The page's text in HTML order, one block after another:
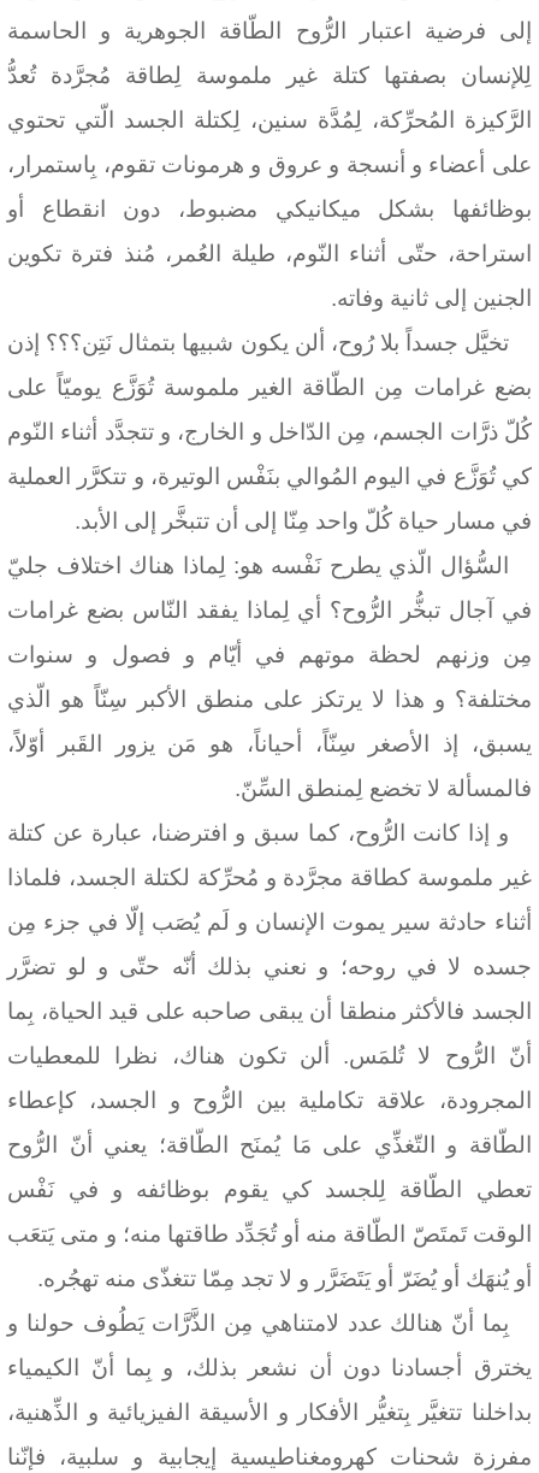
إلى فرضية اعتبار
الرُّوح
الطّاقة الجوهرية و الحاسمة
لِلإنسان
بصفتها كتلة غير ملموسة لِطاقة مُجرَّدة تُعدُّ
الرَّكيزة المُحرِّكة، لِمُدَّة سنين، لِكتلة الجسد الّتي تحتوي
على أعضاء و أنسجة و عروق و هرمونات تقوم، بِاستمرار،
بوظائفها بشكل ميكانيكي مضبوط، دون انقطاع أو
استراحة، حتّى أثناء النّوم، طيلة العُمر، مُنذ فترة تكوين
الجنين إلى ثانية وفاته.
تخيَّل جسداً بلا رُوح، ألن يكون شبيها بتمثال نَتِن؟؟؟ إذن
بضع غرامات مِن الطّاقة الغير ملموسة تُوَزَّع يوميّاً على
كُلّ ذرَّات الجسم، مِن الدّاخل و الخارج، و تتجدَّد أثناء النّوم
كي تُوَزَّع في اليوم المُوالي بنَفْس الوتيرة، و تتكرَّر العملية
في مسار حياة كُلّ واحد مِنّا إلى أن تتبخَّر إلى الأبد.
السُّؤال الّذي يطرح نَفْسه هو: لِماذا هناك اختلاف جليّ
في آجال تبخُّر الرُّوح؟ أي لِماذا يفقد النّاس بضع غرامات
مِن وزنهم لحظة موتهم في أيّام و فصول و سنوات
مختلفة؟ و هذا لا يرتكز على منطق الأكبر سِنّاً هو الّذي
يسبق، إذ الأصغر سِنّاً، أحياناً، هو مَن يزور القَبر أوّلاً،
فالمسألة لا تخضع لِمنطق السِّنّ.
و إذا كانت الرُّوح، كما سبق و افترضنا، عبارة عن كتلة
غير ملموسة كطاقة مجرَّدة و مُحرِّكة لكتلة الجسد، فلماذا
أثناء حادثة سير يموت الإنسان و لَم يُصَب إلّا في جزء مِن
جسده لا في روحه؛ و نعني بذلك أنّه حتّى و لو تضرَّر
الجسد فالأكثر منطقا أن يبقى صاحبه على قيد الحياة، بِما
أنّ الرُّوح لا تُلمَس. ألن تكون هناك، نظرا للمعطيات
المجرودة، علاقة تكاملية بين الرُّوح و الجسد، كإعطاء
الطّاقة و التّغذِّي على مَا يُمنَح الطّاقة؛ يعني أنّ الرُّوح
تعطي الطّاقة لِلجسد كي يقوم بوظائفه و في نَفْس
الوقت تَمتَصّ الطّاقة منه أو تُجَدِّد طاقتها منه؛ و متى يَتعَب
أو يُنهَك أو يُضَرّ أو يَتَضَرَّر و لا تجد مِمّا تتغذّى منه تهجُره.
بِما أنّ هنالك عدد لامتناهي مِن الذَّرَّات يَطُوف حولنا و
يخترق أجسادنا دون أن نشعر بذلك، و بِما أنّ الكيمياء
بداخلنا تتغيَّر بِتغيُّر الأفكار و الأسيقة الفيزيائية و الذِّهنية،
مفرزة شحنات كهرومغناطيسية إيجابية و سلبية، فإنّنا